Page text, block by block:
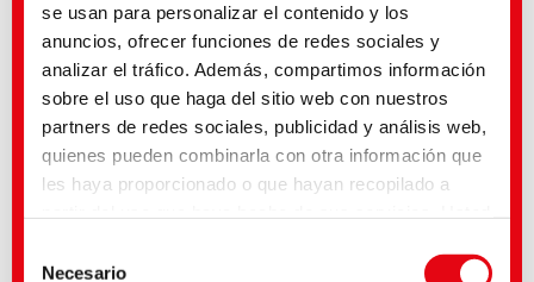
se usan para personalizar el contenido y los
anuncios, ofrecer funciones de redes sociales y
analizar el tráfico. Además, compartimos información
sobre el uso que haga del sitio web con nuestros
partners de redes sociales, publicidad y análisis web,
quienes pueden combinarla con otra información que
les haya proporcionado o que hayan recopilado a
nuestro sitio web. Con algunos de los servicios
Necesario